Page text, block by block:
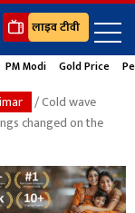
लाइव टीवी
PM Modi Gold Price
/ Cold wave
changed on the